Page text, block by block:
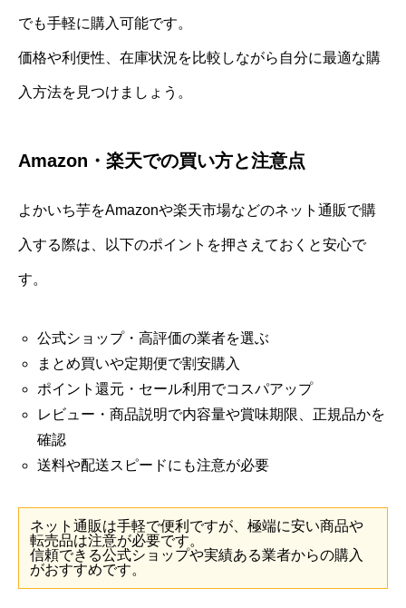
でも手軽に購入可能です。
価格や利便性、在庫状況を比較しながら自分に最適な購
入方法を見つけましょう。
Amazon・楽天での買い方と注意点
よかいち芋をAmazonや楽天市場などのネット通販で購
入する際は、以下のポイントを押さえておくと安心で
す。
公式ショップ・高評価の業者を選ぶ
まとめ買いや定期便で割安購入
ポイント還元・セール利用でコスパアップ
レビュー・商品説明で内容量や賞味期限、正規品かを
確認
送料や配送スピードにも注意が必要
ネット通販は手軽で便利ですが、極端に安い商品や
転売品は注意が必要です。
信頼できる公式ショップや実績ある業者からの購入
がおすすめです。